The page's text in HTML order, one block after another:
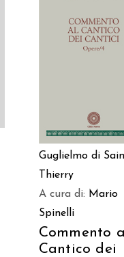
AGGIUNGI AL
Guglielmo di
Thierry
A cura di: Mario
Spinelli
Commento
Cantico dei